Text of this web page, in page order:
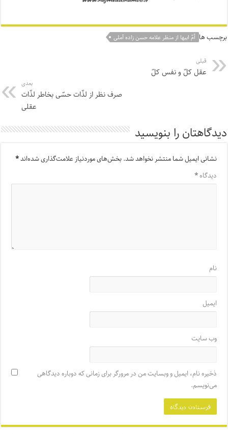
برچسب ها أمّ ابیها از منظر علامه حسن زاده آملی
قبلی
عقل کلّ و نفس کلّ
بعدی
صرف نظر از لذّات حسّی بخاطر لذّات
عقلی
دیدگاهتان را بنویسید
نشانی ایمیل شما منتشر نخواهد شد.بخش‌های موردنیاز علامت‌گذاری شده‌اند*
دیدگاه*
نام
ایمیل
وب‌ سایت
ذخیره نام، ایمیل و وبسایت من در مرورگر برای زمانی که دوباره دیدگاهی
می‌نویسم.